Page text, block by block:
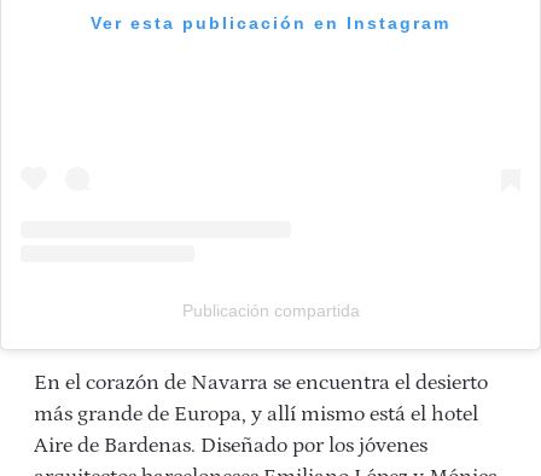
Ver esta publicación en Instagram
Publicación compartida
En el corazón de Navarra se encuentra el desierto
más grande de Europa, y allí mismo está el hotel
Aire de Bardenas. Diseñado por los jóvenes